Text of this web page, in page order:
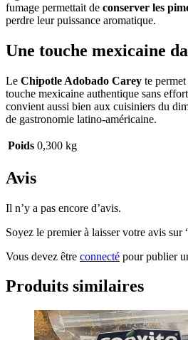
fumage permettait de conserver les
perdre leur puissance aromatique.
Une touche mexicaine
Le Chipotle Adobado Carey te
touche mexicaine authentique sans
convient aussi bien aux cuisiniers du
de gastronomie latino-américaine.
Poids 0,300 kg
Avis
Il n’y a pas encore d’avis.
Soyez le premier à laisser votre avis sur
Vous devez être connecté pour publier
Produits similaires